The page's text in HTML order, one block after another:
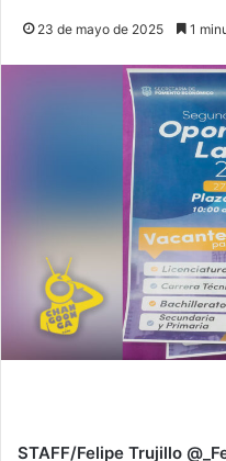
23 de mayo de 2025 1
STAFF/Felipe Trujillo